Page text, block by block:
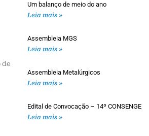
de
Um balanço de meio do ano
Leia mais »
Assembleia MGS
Leia mais »
Assembleia Metalúrgicos
Leia mais »
Edital de Convocação – 14º CONSENGE
Leia mais »